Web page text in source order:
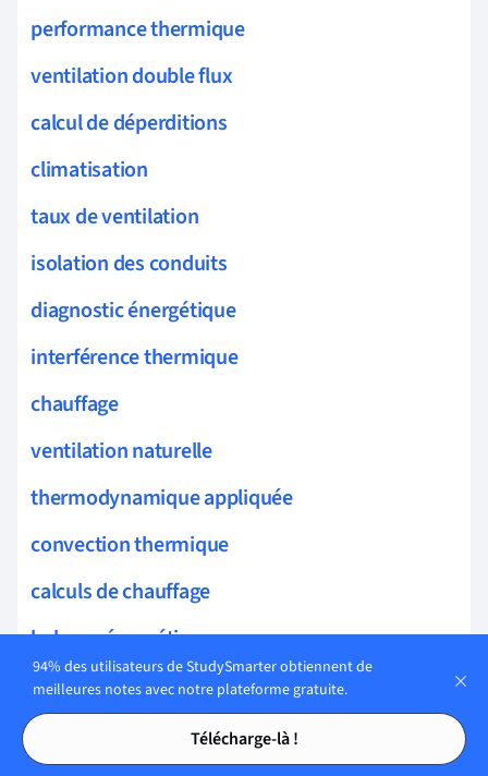
Tables des matières
Tables des matières
performance thermique
ventilation double flux
calcul de déperditions
climatisation
taux de ventilation
isolation des conduits
diagnostic énergétique
interférence thermique
chauffage
ventilation naturelle
thermodynamique appliquée
convection thermique
calculs de chauffage
balance énergétique
condensation
régulation thermique
94% des utilisateurs de StudySmarter obtiennent de
meilleures notes avec notre plateforme gratuite.
Télécharge-là !